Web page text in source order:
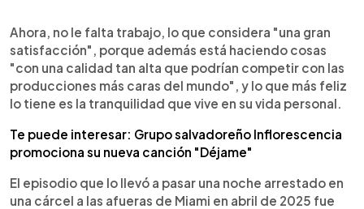
Ahora, no le falta trabajo, lo que considera "una gran
satisfacción", porque además está haciendo cosas
"con una calidad tan alta que podrían competir con las
producciones más caras del mundo", y lo que más feliz
lo tiene es la tranquilidad que vive en su vida personal.
Te puede interesar: Grupo salvadoreño Inflorescencia
promociona su nueva canción "Déjame"
El episodio que lo llevó a pasar una noche arrestado en
una cárcel a las afueras de Miami en abril de 2025 fue